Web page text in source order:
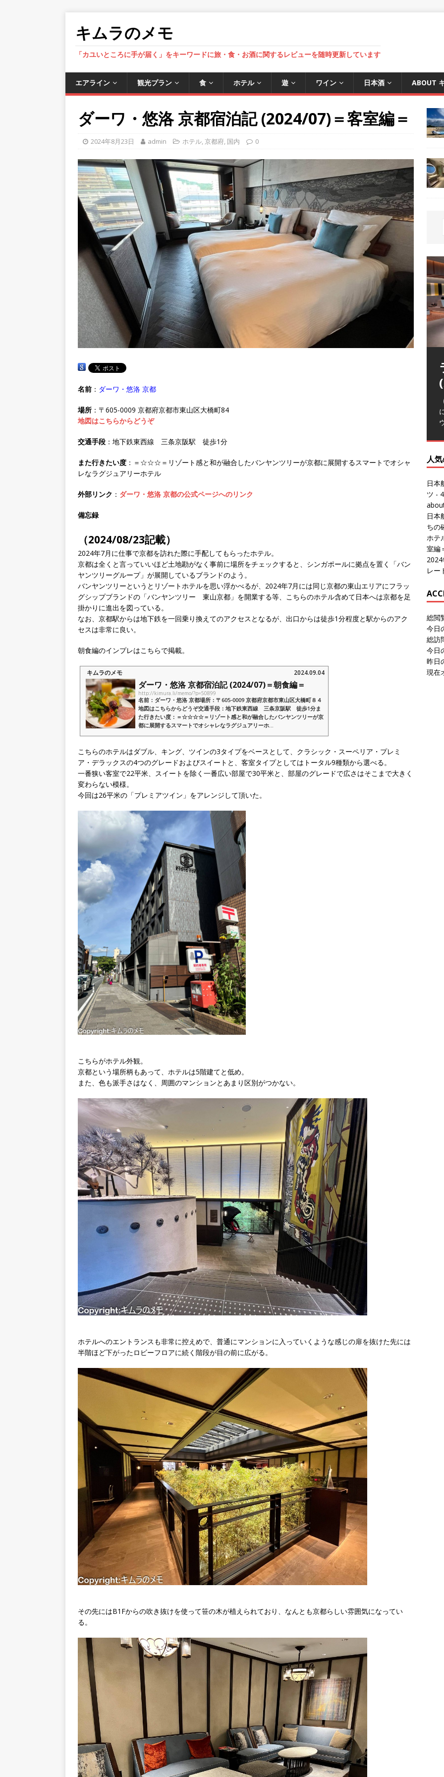
キムラのメモ
「カユいところに手が届く」をキーワードに旅・食・お酒に関するレビューを随時更新しています
エアライン 観光プラン 食 ホテル 遊 ワイン 日本酒 ABOUT
ダーワ・悠洛 京都宿泊記 (2024/07)＝客室編＝
2024年8月23日 admin ホテル,京都府, 国内 0
名前 ： ダーワ・悠洛 京都
場所 ：〒605-0009 京都府京都市東山区大橋町84
地図はこちらからどうぞ
交通手段 ：地下鉄東西線 三条京阪駅 徒歩1分
また行きたい度 ：＝☆☆☆＝リゾート感と和が融合したバンヤンツリーが京都に展開するスマートでオシャ
レなラグジュアリーホテル
外部リンク ： ダーワ・悠洛 京都の公式ページへのリンク
備忘録
（2024/08/23記載）
2024年7月に仕事で京都を訪れた際に手配してもらったホテル。
京都は全くと言っていいほど土地勘がなく事前に場所をチェックすると、シンガポールに拠点を置く「バン
ヤンツリーグループ」が展開しているブランドのよう。
バンヤンツリーというとリゾートホテルを思い浮かべるが、2024年7月には同じ京都の東山エリアにフラッ
グシップブランドの「バンヤンツリー 東山京都」を開業する等、こちらのホテル含めて日本へは京都を足
掛かりに進出を図っている。
なお、京都駅からは地下鉄を一回乗り換えてのアクセスとなるが、出口からは徒歩1分程度と駅からのアク
セスは非常に良い。
朝食編のインプレはこちらで掲載。
キムラのメモ 2024.09.04
ダーワ・悠洛 京都宿泊記 (2024/07)＝朝食編＝
http://kimura.li/memo/?p=50899
名前：ダーワ・悠洛 京都場所：〒605-0009 京都府京都市東山区大橋町８４
地図はこちらからどうぞ交通手段：地下鉄東西線 三条京阪駅 徒歩1分ま
た行きたい度：＝☆☆☆☆＝リゾート感と和が融合したバンヤンツリーが京
都に展開するスマートでオシャレなラグジュアリーホ...
こちらのホテルはダブル、キング、ツインの3タイプをベースとして、クラシック・スーペリア・プレミ
ア・デラックスの4つのグレードおよびスイートと、客室タイプとしてはトータル9種類から選べる。
一番狭い客室で22平米、スイートを除く一番広い部屋で30平米と、部屋のグレードで広さはそこまで大きく
変わらない模様。
今回は26平米の「プレミアツイン」をアレンジして頂いた。
こちらがホテル外観。
京都という場所柄もあって、ホテルは5階建てと低め。
また、色も派手さはなく、周囲のマンションとあまり区別がつかない。
ホテルへのエントランスも非常に控えめで、普通にマンションに入っていくような感じの扉を抜けた先には
半階ほど下がったロビーフロアに続く階段が目の前に広がる。
その先にはB1Fからの吹き抜けを使って笹の木が植えられており、なんとも京都らしい雰囲気になってい
る。
人
日本
ツ -
日本
ちの
ホテ
室編
レー
総閲
今日
総訪
今日
昨日
現在